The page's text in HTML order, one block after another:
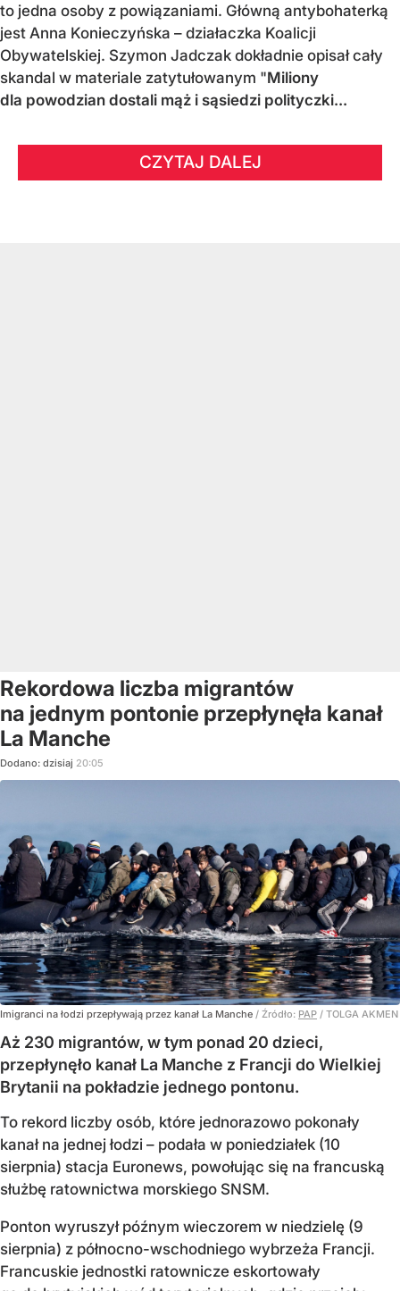
to jedna osoby z powiązaniami. Główną antybohaterką
jest Anna Konieczyńska – działaczka Koalicji
Obywatelskiej. Szymon Jadczak dokładnie opisał cały
skandal w materiale zatytułowanym "Miliony
dla powodzian dostali mąż i sąsiedzi polityczki...
CZYTAJ DALEJ
Rekordowa liczba migrantów
na jednym pontonie przepłynęła kanał
La Manche
Dodano: dzisiaj 20:05
Imigranci na łodzi przepływają przez kanał La Manche / Źródło: PAP / TOLGA AKMEN
Aż 230 migrantów, w tym ponad 20 dzieci,
przepłynęło kanał La Manche z Francji do Wielkiej
Brytanii na pokładzie jednego pontonu.
To rekord liczby osób, które jednorazowo pokonały
kanał na jednej łodzi – podała w poniedziałek (10
sierpnia) stacja Euronews, powołując się na francuską
służbę ratownictwa morskiego SNSM.
Ponton wyruszył późnym wieczorem w niedzielę (9
sierpnia) z północno-wschodniego wybrzeża Francji.
Francuskie jednostki ratownicze eskortowały